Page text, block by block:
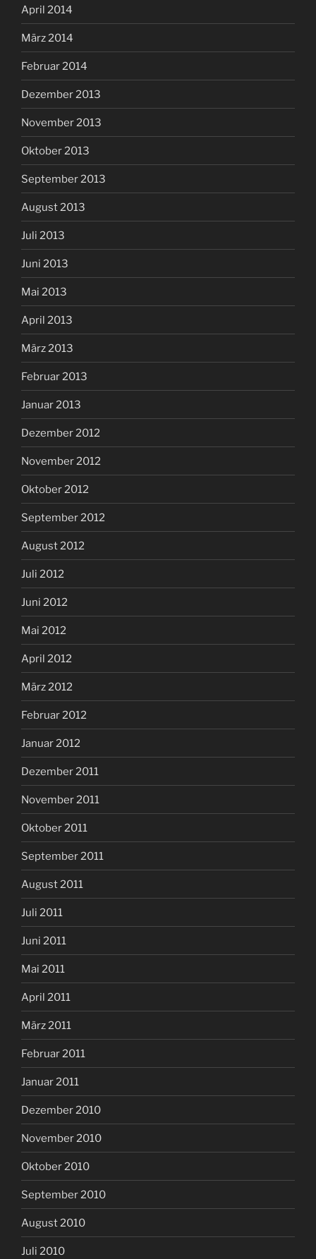
April 2014
März 2014
Februar 2014
Dezember 2013
November 2013
Oktober 2013
September 2013
August 2013
Juli 2013
Juni 2013
Mai 2013
April 2013
März 2013
Februar 2013
Januar 2013
Dezember 2012
November 2012
Oktober 2012
September 2012
August 2012
Juli 2012
Juni 2012
Mai 2012
April 2012
März 2012
Februar 2012
Januar 2012
Dezember 2011
November 2011
Oktober 2011
September 2011
August 2011
Juli 2011
Juni 2011
Mai 2011
April 2011
März 2011
Februar 2011
Januar 2011
Dezember 2010
November 2010
Oktober 2010
September 2010
August 2010
Juli 2010